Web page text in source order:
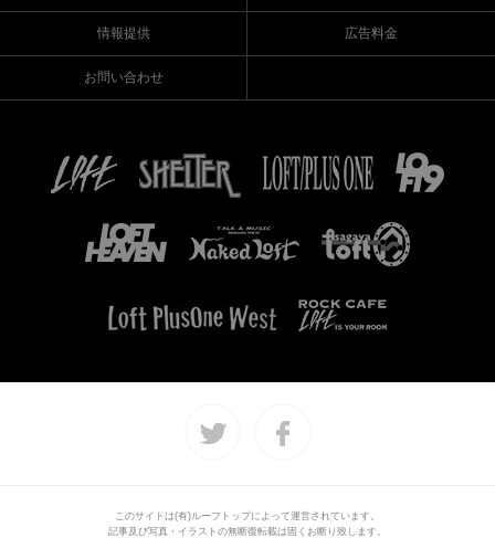
情報提供 広告料金
お問い合わせ
このサイトは(有)ルーフトップによって運営されています。
記事及び写真・イラストの無断復転載は固くお断り致します。